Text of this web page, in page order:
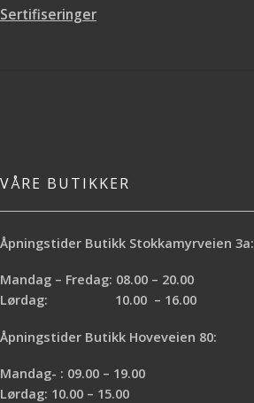
Sertifiseringer
VÅRE BUTIKKER
Åpningstider Butikk Stokkamyrveien 3a:
Mandag – Fredag: 08.00 – 20.00
Lørdag: 10.00 – 16.00
Åpningstider Butikk Hoveveien 80:
Mandag- : 09.00 – 19.00
Lørdag: 10.00 – 15.00